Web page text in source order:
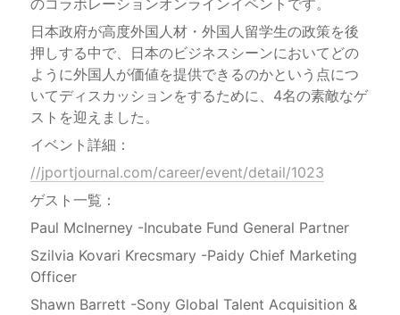
日本政府が高度外国人材・外国人留学生の政策を後
押しする中で、日本のビジネスシーンにおいてどの
ように外国人が価値を提供できるのかという点につ
いてディスカッションをするために、4名の素敵なゲ
イベント詳細：
//jportjournal.com/career/event/detail/1023
ゲスト一覧：
Paul McInerney -Incubate Fund General Partner
Szilvia Kovari Krecsmary -Paidy Chief Marketing
Officer
Shawn Barrett -Sony Global Talent Acquisition &